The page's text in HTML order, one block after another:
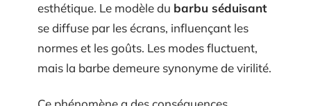
esthétique. Le modèle du barbu séduisant
se diffuse par les écrans, influençant les
normes et les goûts. Les modes fluctuent,
mais la barbe demeure synonyme de virilité.